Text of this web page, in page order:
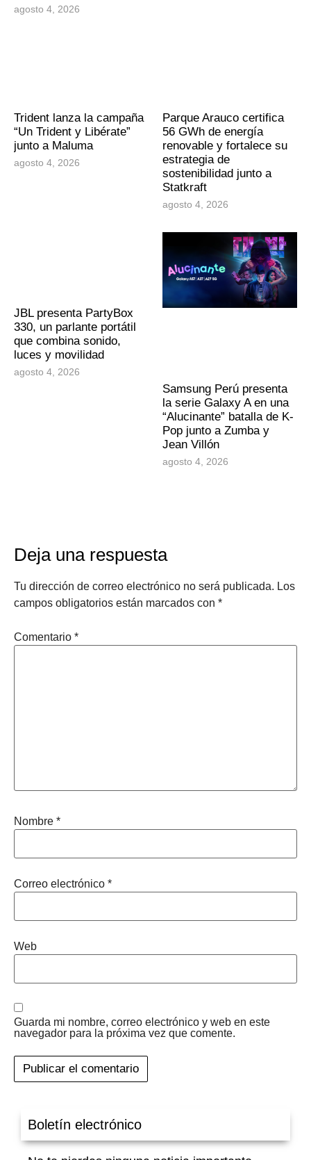
agosto 4, 2026
Trident lanza la campaña
“Un Trident y Libérate”
junto a Maluma
agosto 4, 2026
Parque Arauco certifica
56 GWh de energía
renovable y fortalece su
estrategia de
sostenibilidad junto a
Statkraft
agosto 4, 2026
JBL presenta PartyBox
330, un parlante portátil
que combina sonido,
luces y movilidad
agosto 4, 2026
Samsung Perú presenta
la serie Galaxy A en una
“Alucinante” batalla de K-
Pop junto a Zumba y
Jean Villón
agosto 4, 2026
Deja una respuesta
Tu dirección de correo electrónico no será publicada. Los
campos obligatorios están marcados con *
Comentario *
Nombre *
Correo electrónico *
Web
Guarda mi nombre, correo electrónico y web en este
navegador para la próxima vez que comente.
Boletín electrónico